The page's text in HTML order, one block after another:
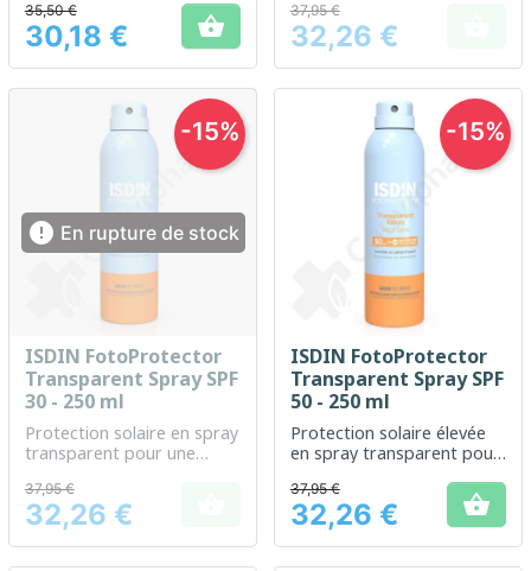
Prix
35,50 €
30,18 € 
sensible des enfants
Prix
37,95 €
32,26 €
 En rupture de stock
ISDIN FotoProtector
Transparent Spray SPF
30 - 250 ml
Protection solaire en spray
transparent pour une
mouillée ou sèche
Prix
37,95 €
32,26 €
-15%
ISDIN FotoProtector
Transparent Spray SPF
50 - 250 ml
Protection solaire élevée
en spray transparent pour
mouillée
Prix
37,95 €
32,26 € 
-15%